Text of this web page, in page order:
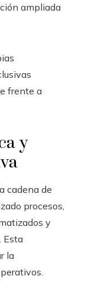
ampliada
frente a
y
cadena de
procesos,
y
Esta
la